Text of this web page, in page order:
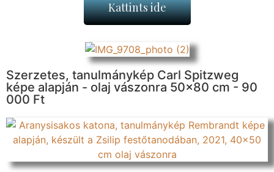
Kattints ide
Szerzetes, tanulmánykép Carl Spitzweg
képe alapján - olaj vászonra 50x80 cm - 90
000 Ft